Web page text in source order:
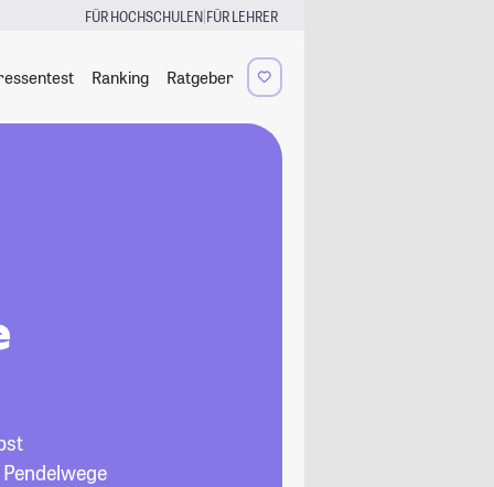
FÜR HOCHSCHULEN|FÜR LEHRER
Ranking Ratgeber